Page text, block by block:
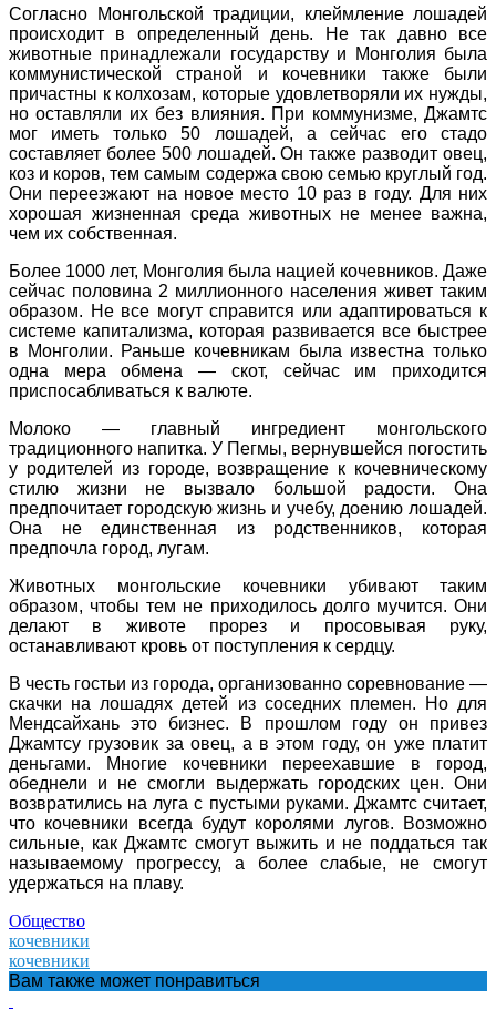
Согласно Монгольской традиции, клеймление лошадей
происходит в определенный день. Не так давно все
животные принадлежали государству и Монголия была
коммунистической страной и кочевники также были
причастны к колхозам, которые удовлетворяли их нужды,
но оставляли их без влияния. При коммунизме, Джамтс
мог иметь только 50 лошадей, а сейчас его стадо
составляет более 500 лошадей. Он также разводит овец,
коз и коров, тем самым содержа свою семью круглый год.
Они переезжают на новое место 10 раз в году. Для них
хорошая жизненная среда животных не менее важна,
чем их собственная.
Более 1000 лет, Монголия была нацией кочевников. Даже
сейчас половина 2 миллионного населения живет таким
образом. Не все могут справится или адаптироваться к
системе капитализма, которая развивается все быстрее
в Монголии. Раньше кочевникам была известна только
одна мера обмена — скот, сейчас им приходится
приспосабливаться к валюте.
Молоко — главный ингредиент монгольского
традиционного напитка. У Пегмы, вернувшейся погостить
у родителей из городе, возвращение к кочевническому
стилю жизни не вызвало большой радости. Она
предпочитает городскую жизнь и учебу, доению лошадей.
Она не единственная из родственников, которая
предпочла город, лугам.
Животных монгольские кочевники убивают таким
образом, чтобы тем не приходилось долго мучится. Они
делают в животе прорез и просовывая руку,
останавливают кровь от поступления к сердцу.
В честь гостьи из города, организованно соревнование —
скачки на лошадях детей из соседних племен. Но для
Мендсайхань это бизнес. В прошлом году он привез
Джамтсу грузовик за овец, а в этом году, он уже платит
деньгами. Многие кочевники переехавшие в город,
обеднели и не смогли выдержать городских цен. Они
возвратились на луга с пустыми руками. Джамтс считает,
что кочевники всегда будут королями лугов. Возможно
сильные, как Джамтс смогут выжить и не поддаться так
называемому прогрессу, а более слабые, не смогут
удержаться на плаву.
Общество
кочевники
кочевники
Вам также может понравиться